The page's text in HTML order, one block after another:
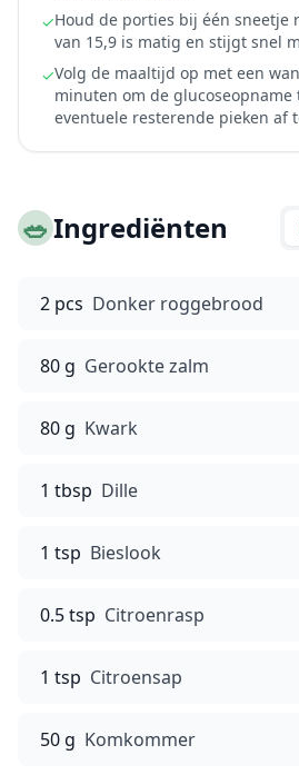
✓Houd de porties bij één sneetje
van 15,9 is matig en stijgt snel
✓Volg de maaltijd op met een
minuten om de glucoseopname
eventuele resterende pieken af
🥗Ingrediënten
2 pcs Donker roggebrood
80 g Gerookte zalm
80 g Kwark
1 tbsp Dille
1 tsp Bieslook
0.5 tsp Citroenrasp
1 tsp Citroensap
50 g Komkommer